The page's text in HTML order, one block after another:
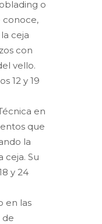
o
conoce,
ceja
con
vello.
12 y 19
en
que
la
ceja. Su
y 24
en las
de